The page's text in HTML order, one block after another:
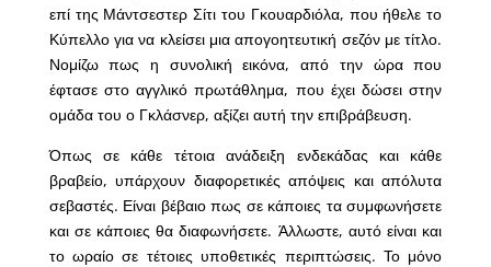
επί της Μάντσεστερ Σίτι του Γκουαρδιόλα, που ήθελε το
Κύπελλο για να κλείσει μια απογοητευτική σεζόν με τίτλο.
Νομίζω πως η συνολική εικόνα, από την ώρα που
έφτασε στο αγγλικό πρωτάθλημα, που έχει δώσει στην
ομάδα του ο Γκλάσνερ, αξίζει αυτή την επιβράβευση.
Όπως σε κάθε τέτοια ανάδειξη ενδεκάδας και κάθε
βραβείο, υπάρχουν διαφορετικές απόψεις και απόλυτα
σεβαστές. Είναι βέβαιο πως σε κάποιες τα συμφωνήσετε
και σε κάποιες θα διαφωνήσετε. Άλλωστε, αυτό είναι και
το ωραίο σε τέτοιες υποθετικές περιπτώσεις. Το μόνο